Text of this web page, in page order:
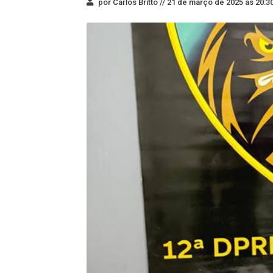
por Carlos Britto // 21 de março de 2025 às